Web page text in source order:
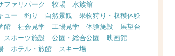
ファリパーク 牧場
水族館
ュー 釣り 自然景観
果物狩り・収穫体験
館 社会見学 工場見学 体験施設
展望台
スポーツ施設 公園・総合公園
映画館
ホテル・旅館
スキー場